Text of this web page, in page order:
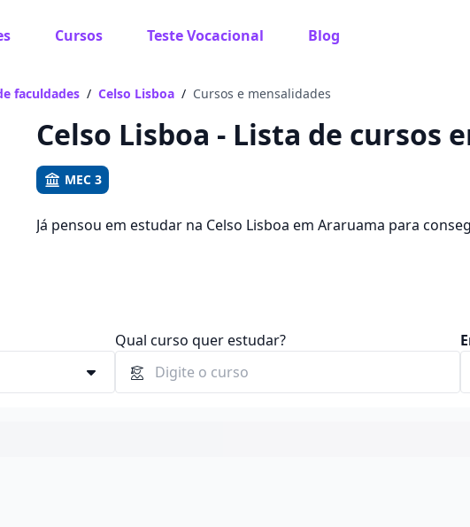
Cursos Teste Vocacional Blog
Vamos te guiar no caminho ideal para seus estudos
faculdades / Celso Lisboa / Cursos e mensalidades
Celso Lisboa - Lista de cursos
MEC 3
Já pensou em estudar na Celso Lisboa em Araruama para
Qual curso quer estudar?